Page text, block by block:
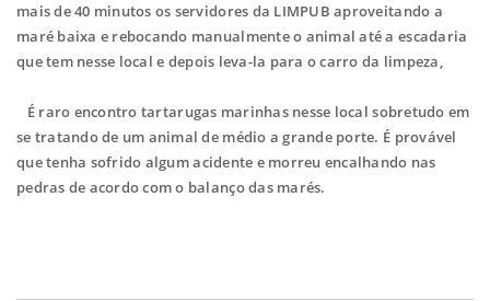
mais de 40 minutos os servidores da LIMPUB aproveitando a
maré baixa e rebocando manualmente o animal até a escadaria
que tem nesse local e depois leva-la para o carro da limpeza,
É raro encontro tartarugas marinhas nesse local sobretudo em
se tratando de um animal de médio a grande porte. É provável
que tenha sofrido algum acidente e morreu encalhando nas
pedras de acordo com o balanço das marés.